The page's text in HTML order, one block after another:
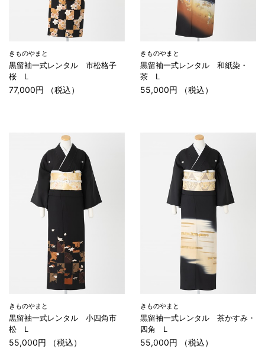
きものやまと
黒留袖一式レンタル 市松格子
桜 L
77,000円 （税込）
きものやまと
黒留袖一式レンタル 和紙染・
茶 L
55,000円 （税込）
きものやまと
黒留袖一式レンタル 小四角市
松 L
55,000円 （税込）
きものやまと
黒留袖一式レンタル 茶かすみ・
四角 L
55,000円 （税込）